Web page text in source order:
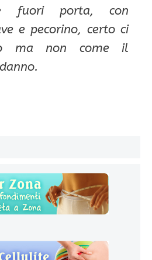
fuori porta, con
e pecorino, certo ci
ma non come il